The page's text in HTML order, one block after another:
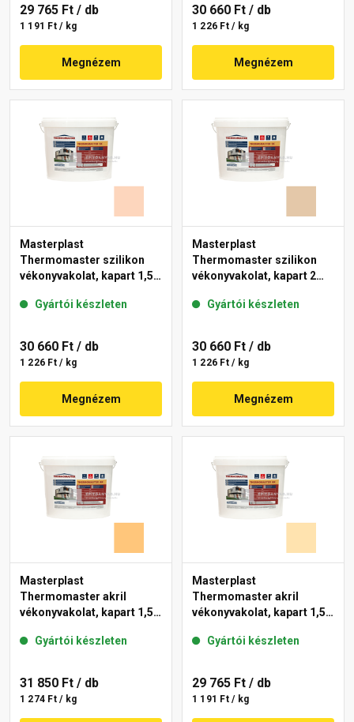
29 765 Ft / db
1 191 Ft / kg
Megnézem
30 660 Ft / db
1 226 Ft / kg
Megnézem
Masterplast
Thermomaster szilikon
vékonyvakolat, kapart 1,5
Gyártói készleten
30 660 Ft / db
1 226 Ft / kg
Megnézem
Masterplast
Thermomaster szilikon
vékonyvakolat, kapart 2
Gyártói készleten
30 660 Ft / db
1 226 Ft / kg
Megnézem
Masterplast
Thermomaster akril
vékonyvakolat, kapart 1,5
Gyártói készleten
31 850 Ft / db
1 274 Ft / kg
Masterplast
Thermomaster akril
vékonyvakolat, kapart 1,5
Gyártói készleten
29 765 Ft / db
1 191 Ft / kg